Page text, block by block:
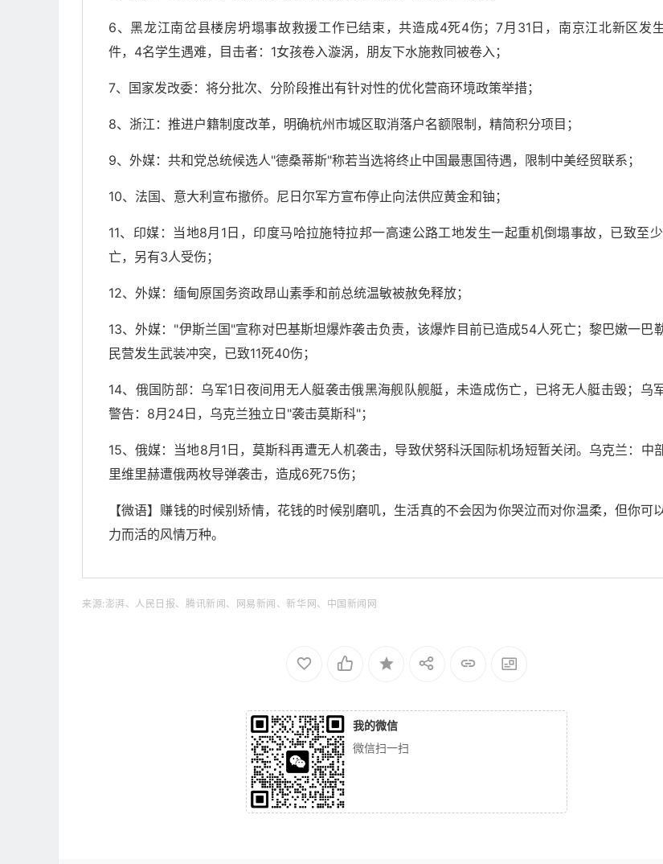
6、黑龙江南岔县楼房坍塌事故救援工作已结束，共造成4死4伤；7月31日，南京江北新区发
件，4名学生遇难，目击者：1女孩卷入漩涡，朋友下水施救同被卷入；
7、国家发改委：将分批次、分阶段推出有针对性的优化营商环境政策举措；
8、浙江：推进户籍制度改革，明确杭州市城区取消落户名额限制，精简积分项目；
9、外媒：共和党总统候选人"德桑蒂斯"称若当选将终止中国最惠国待遇，限制中美经贸联系；
10、法国、意大利宣布撤侨。尼日尔军方宣布停止向法供应黄金和铀；
11、印媒：当地8月1日，印度马哈拉施特拉邦一高速公路工地发生一起重机倒塌事故，已致至
亡，另有3人受伤；
12、外媒：缅甸原国务资政昂山素季和前总统温敏被赦免释放；
13、外媒："伊斯兰国"宣称对巴基斯坦爆炸袭击负责，该爆炸目前已造成54人死亡；黎巴嫩一巴
民营发生武装冲突，已致11死40伤；
14、俄国防部：乌军1日夜间用无人艇袭击俄黑海舰队舰艇，未造成伤亡，已将无人艇击毁；乌
警告：8月24日，乌克兰独立日"袭击莫斯科"；
15、俄媒：当地8月1日，莫斯科再遭无人机袭击，导致伏努科沃国际机场短暂关闭。乌克兰：中
里维里赫遭俄两枚导弹袭击，造成6死75伤；
【微语】赚钱的时候别矫情，花钱的时候别磨叽，生活真的不会因为你哭泣而对你温柔，但你可
力而活的风情万种。
来源:澎湃、人民日报、腾讯新闻、网易新闻、新华网、中国新闻网
我的微信
微信扫一扫